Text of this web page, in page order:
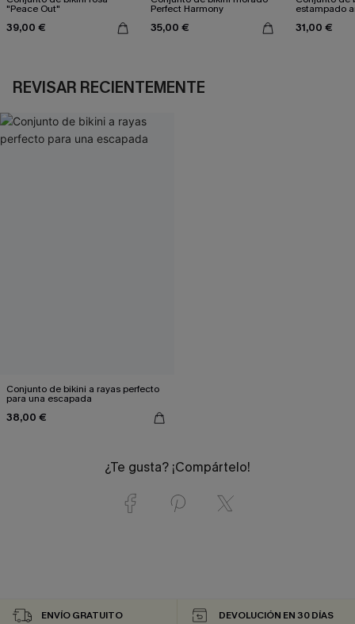
"Peace Out"
39,00 €
Perfect Harmony
35,00 €
estampado
31,00 €
REVISAR RECIENTEMENTE
Conjunto de bikini a rayas perfecto
para una escapada
38,00 €
¿Te gusta? ¡Compártelo!
ENVÍO GRATUITO DEVOLUCIÓN EN 30 DÍAS